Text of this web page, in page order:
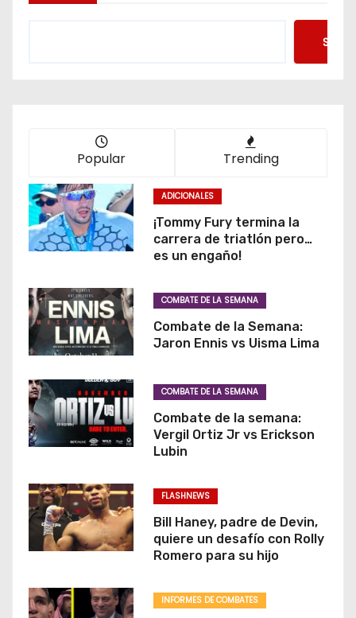
Popular Trending
ADICIONALES
¡Tommy Fury termina la
carrera de triatlón pero…
es un engaño!
COMBATE DE LA SEMANA
Combate de la Semana:
Jaron Ennis vs Uisma Lima
COMBATE DE LA SEMANA
Combate de la semana:
Vergil Ortiz Jr vs Erickson
Lubin
FLASHNEWS
Bill Haney, padre de Devin,
quiere un desafío con Rolly
Romero para su hijo
INFORMES DE COMBATES